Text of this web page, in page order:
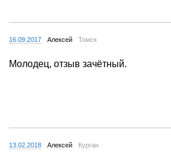
16.09.2017 Алексей Томск
Молодец, отзыв зачётный.
13.02.2018 Алексей Курган